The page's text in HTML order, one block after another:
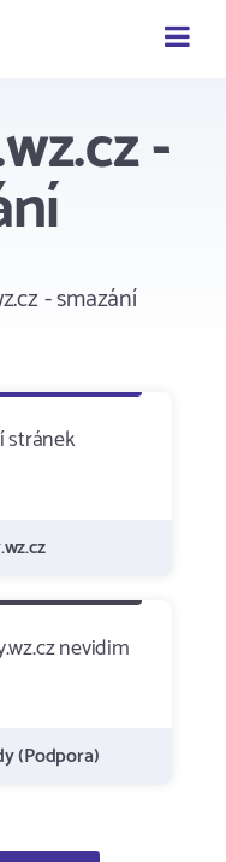
-
- smazání
stránek
nevidim
(Podpora)